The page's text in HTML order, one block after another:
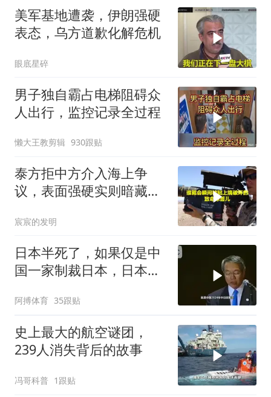
美军基地遭袭，伊朗强硬
表态，乌方道歉化解危机
眼底星碎
男子独自霸占电梯阻碍众
人出行，监控记录全过程
懒大王教剪辑 930跟贴
泰方拒中方介入海上争
议，表面强硬实则暗藏玄
宸宸的发明
日本半死了，如果仅是中
国一家制裁日本，日本可
阿搏体育 35跟贴
史上最大的航空谜团，
239人消失背后的故事
冯哥科普 1跟贴